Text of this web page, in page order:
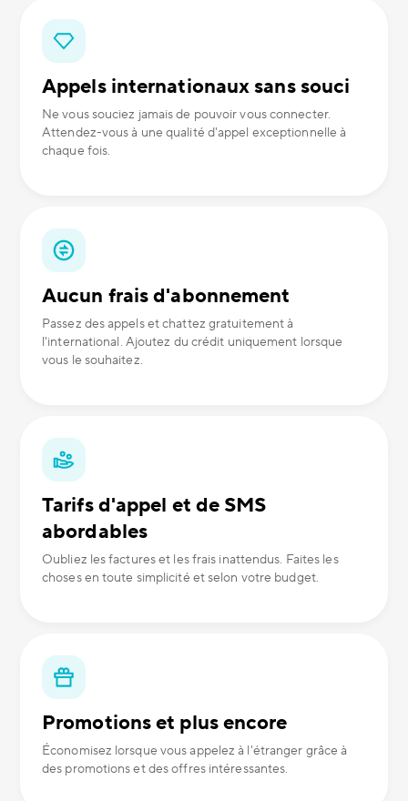
Appels internationaux sans souci
Ne vous souciez jamais de pouvoir vous connecter.
Attendez-vous à une qualité d'appel exceptionnelle à
chaque fois.
Aucun frais d'abonnement
Passez des appels et chattez gratuitement à
l'international. Ajoutez du crédit uniquement lorsque
vous le souhaitez.
Tarifs d'appel et de SMS
abordables
Oubliez les factures et les frais inattendus. Faites les
choses en toute simplicité et selon votre budget.
Promotions et plus encore
Économisez lorsque vous appelez à l'étranger grâce à
des promotions et des offres intéressantes.